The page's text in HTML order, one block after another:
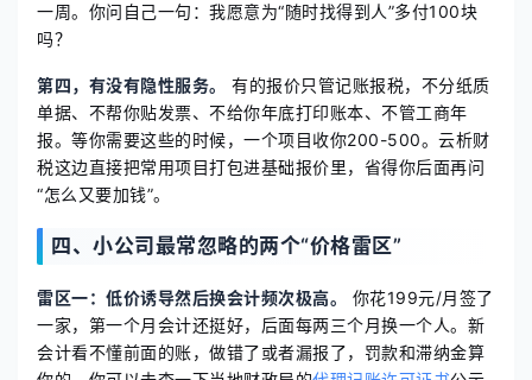
一周。你问自己一句：我愿意为“随时找得到人”多付100块
吗？
第四，有没有隐性服务。
有的报价只管记账报税，不分纸质
单据、不帮你贴发票、不给你年底打印账本、不管工商年
报。等你需要这些的时候，一个项目收你200-500。云析财
税这边直接把常用项目打包进基础报价里，省得你后面再问
“怎么又要加钱”。
四、小公司最常忽略的两个“价格雷区”
雷区一：低价诱导然后换会计频次极高。
你花199元/月签了
一家，第一个月会计还挺好，后面每两三个月换一个人。新
会计看不懂前面的账，做错了或者漏报了，罚款和滞纳金算